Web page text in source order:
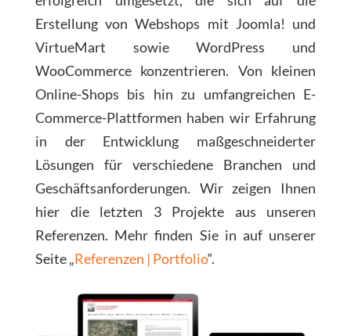
Erstellung von Webshops mit Joomla! und
VirtueMart sowie WordPress und
WooCommerce konzentrieren. Von kleinen
Online-Shops bis hin zu umfangreichen E-
Commerce-Plattformen haben wir Erfahrung
in der Entwicklung maßgeschneiderter
Lösungen für verschiedene Branchen und
Geschäftsanforderungen. Wir zeigen Ihnen
hier die letzten 3 Projekte aus unseren
Referenzen. Mehr finden Sie in auf unserer
Seite „Referenzen | Portfolio“.